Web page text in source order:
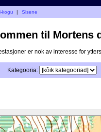
kogu | Sisene
til Mortens
er nok av interesse for
Kategooria: